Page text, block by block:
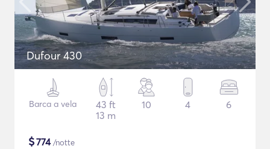
Dufour 430
Barca a vela
43 ft
13 m
10 4 6
$774/notte